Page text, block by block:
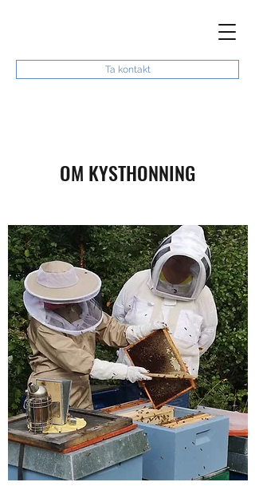
Ta kontakt
OM KYSTHONNING